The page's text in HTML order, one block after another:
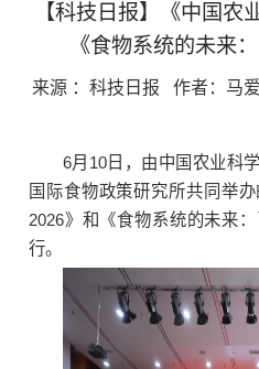
【科技日报】《中国农
《食物系统的未来
来源 ： 科技日报 作者： 马
6月10日，由中国农业科
国际食物政策研究所共同举
2026》和《食物系统的未来
行。